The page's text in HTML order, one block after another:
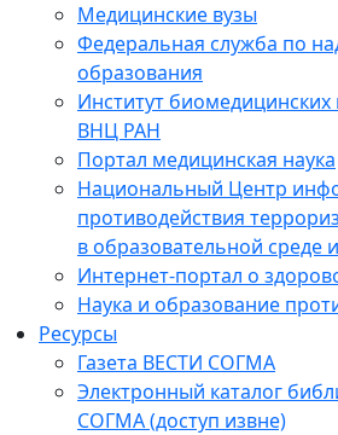
Медицинские вузы
Федеральная служба по
образования
Институт биомедицинских
ВНЦ РАН
Портал медицинская наука
Национальный Центр
противодействия
в образовательной среде
Интернет-портал о
Наука и образование
Ресурсы
Газета ВЕСТИ СОГМА
Электронный каталог
СОГМА (доступ извне)